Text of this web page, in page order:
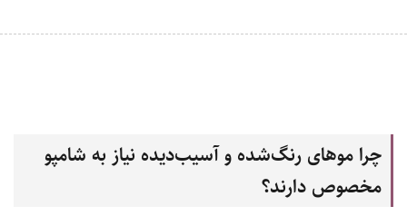
چرا موهای رنگ‌شده و آسیب‌دیده نیاز به شامپو
مخصوص دارند؟